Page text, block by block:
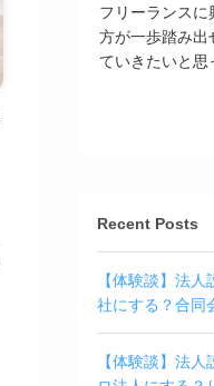
フリーランスに
方が一歩踏み出
ていきたいと思
Recent Posts
【体験談】法
社にする？合同
【体験談】法